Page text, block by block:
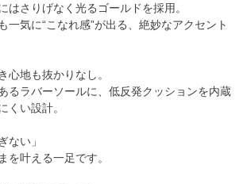
はさりげなく光るゴールドを採用。
一気に“こなれ感”が出る、絶妙なアクセント
心地も抜かりなし。
るラバーソールに、低反発クッションを内蔵
くい設計。
ない」
を叶える一足です。